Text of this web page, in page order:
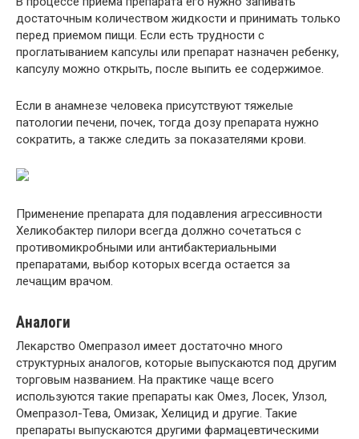
достаточным количеством жидкости и принимать только
перед приемом пищи. Если есть трудности с
проглатыванием капсулы или препарат назначен ребенку,
капсулу можно открыть, после выпить ее содержимое.
Если в анамнезе человека присутствуют тяжелые
патологии печени, почек, тогда дозу препарата нужно
сократить, а также следить за показателями крови.
Применение препарата для подавления агрессивности
Хеликобактер пилори всегда должно сочетаться с
противомикробными или антибактериальными
препаратами, выбор которых всегда остается за
лечащим врачом.
Аналоги
Лекарство Омепразол имеет достаточно много
структурных аналогов, которые выпускаются под другим
торговым названием. На практике чаще всего
используются такие препараты как Омез, Лосек, Улзол,
Омепразол-Тева, Омизак, Хелицид и другие. Такие
препараты выпускаются другими фармацевтическими